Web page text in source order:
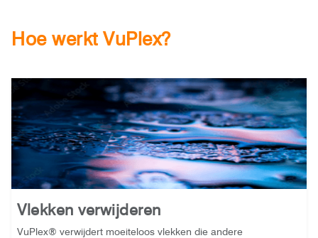
Hoe werkt VuPlex?
Vlekken verwijderen
VuPlex® verwijdert moeiteloos vlekken die andere